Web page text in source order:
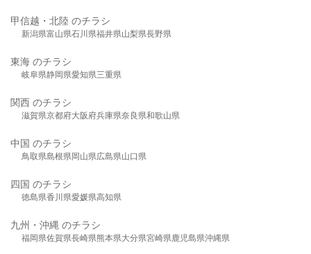
甲信越・北陸 のチラシ
新潟県富山県石川県福井県山梨県長野県
東海 のチラシ
岐阜県静岡県愛知県三重県
関西 のチラシ
滋賀県京都府大阪府兵庫県奈良県和歌山県
中国 のチラシ
鳥取県島根県岡山県広島県山口県
四国 のチラシ
徳島県香川県愛媛県高知県
九州・沖縄 のチラシ
福岡県佐賀県長崎県熊本県大分県宮崎県鹿児島県沖縄県